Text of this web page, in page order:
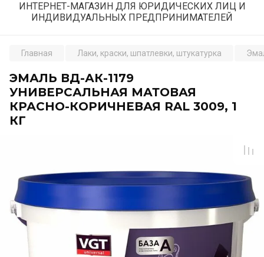
ИНТЕРНЕТ-МАГАЗИН ДЛЯ ЮРИДИЧЕСКИХ ЛИЦ И
ИНДИВИДУАЛЬНЫХ ПРЕДПРИНИМАТЕЛЕЙ
Главная Лаки, краски, шпатлевки, штукатурка
ЭМАЛЬ ВД-АК-1179
УНИВЕРСАЛЬНАЯ МАТОВАЯ
КРАСНО-КОРИЧНЕВАЯ RAL 3009, 1
КГ